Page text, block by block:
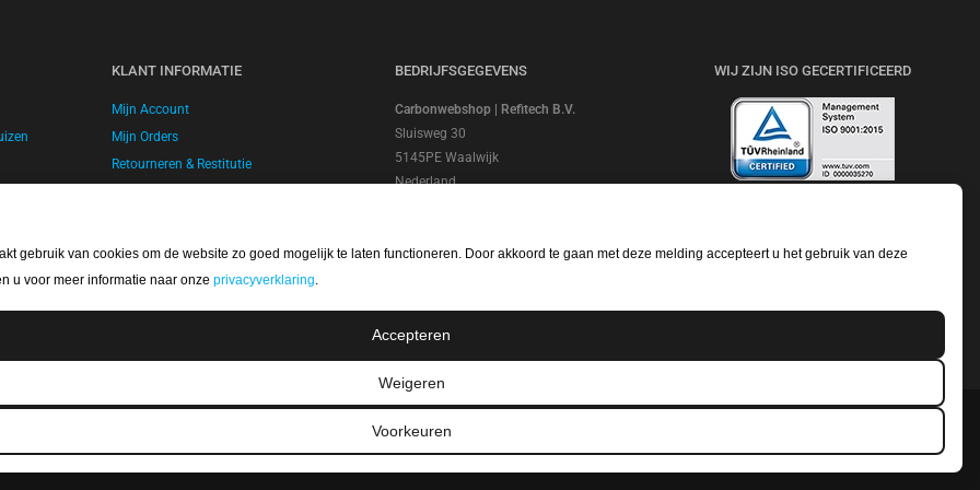
KLANT INFORMATIE
Mijn Account
Mijn Orders
Retourneren & Restitutie
Algemene Voorwaarden
Privacybeleid
BEDRIJFSGEGEVENS
Carbonwebshop | Refitech B.V.
Sluisweg 30
5145PE Waalwijk
Nederland
BTW nummer: NL806664605B01
WIJ ZIJN ISO GECERTIFICEERD
info@carbonwebshop.nl
gebruik van cookies om de website zo goed mogelijk te laten functioneren. Door akkoord te gaan met deze melding accepteert u het gebruik van deze
u voor meer informatie naar onze privacyverklaring.
Accepteren
Weigeren
Voorkeuren